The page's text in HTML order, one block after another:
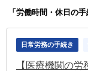
「労働時間・休日の
日常労務の手続き